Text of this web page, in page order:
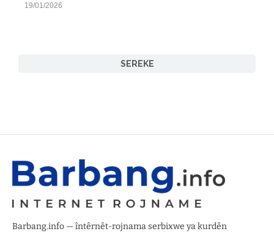
SEREKE
19/01/2026
Barbang.info — întêrnêt-rojnama serbixwe ya kurdên